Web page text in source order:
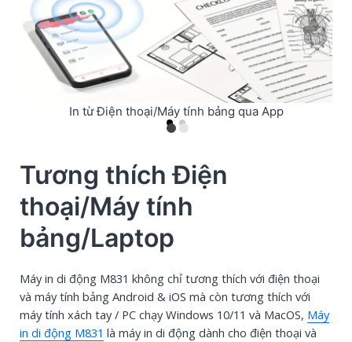
In từ Điện thoại/Máy tính bảng qua App
Tương thích Điện
thoại/Máy tính
bảng/Laptop
Máy in di động M831 không chỉ tương thích với điện thoại
và máy tính bảng Android & iOS mà còn tương thích với
máy tính xách tay / PC chạy Windows 10/11 và MacOS, Máy
in di động M831 là máy in di động dành cho điện thoại và